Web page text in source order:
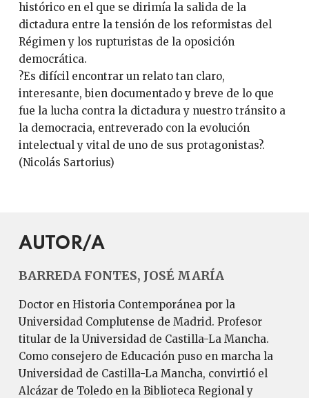
histórico en el que se dirimía la salida de la
dictadura entre la tensión de los reformistas del
Régimen y los rupturistas de la oposición
democrática.
?Es difícil encontrar un relato tan claro,
interesante, bien documentado y breve de lo que
fue la lucha contra la dictadura y nuestro tránsito a
la democracia, entreverado con la evolución
intelectual y vital de uno de sus protagonistas?.
(Nicolás Sartorius)
AUTOR/A
BARREDA FONTES, JOSÉ MARÍA
Doctor en Historia Contemporánea por la
Universidad Complutense de Madrid. Profesor
titular de la Universidad de Castilla-La Mancha.
Como consejero de Educación puso en marcha la
Universidad de Castilla-La Mancha, convirtió el
Alcázar de Toledo en la Biblioteca Regional y